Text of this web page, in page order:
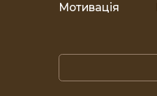
Мотивація